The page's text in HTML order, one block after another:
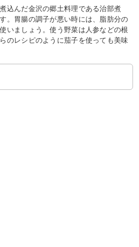
込んだ金沢の郷土料理である治部煮
。胃腸の調子が悪い時には、脂肪分の
いましょう。使う野菜は人参などの根
のレシピのように茄子を使っても美味